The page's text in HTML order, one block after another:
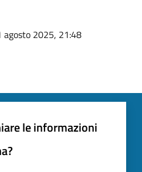
agosto 2025, 21:48
le informazioni